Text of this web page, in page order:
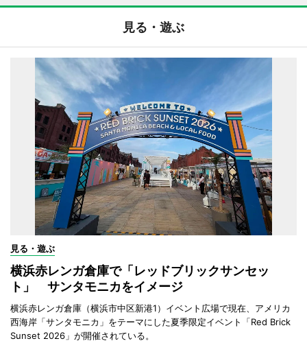
見る・遊ぶ
見る・遊ぶ
横浜赤レンガ倉庫で「レッドブリックサンセッ
ト」 サンタモニカをイメージ
横浜赤レンガ倉庫（横浜市中区新港1）イベント広場で現在、アメリカ
西海岸「サンタモニカ」をテーマにした夏季限定イベント「Red Brick
Sunset 2026」が開催されている。